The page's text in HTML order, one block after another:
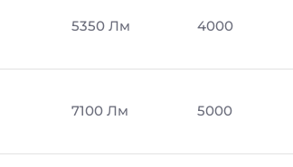
5350 Лм 4000
7100 Лм 5000